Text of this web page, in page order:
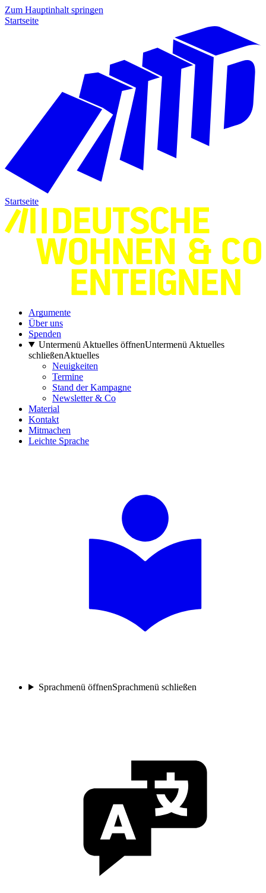
Zum Hauptinhalt springen
Startseite
Startseite
Argumente
Über uns
Spenden
Untermenü Aktuelles öffnenUntermenü Aktuelles
schließenAktuelles
Neuigkeiten
Termine
Stand der Kampagne
Newsletter & Co
Material
Kontakt
Mitmachen
Leichte Sprache
Sprachmenü öffnenSprachmenü schließen